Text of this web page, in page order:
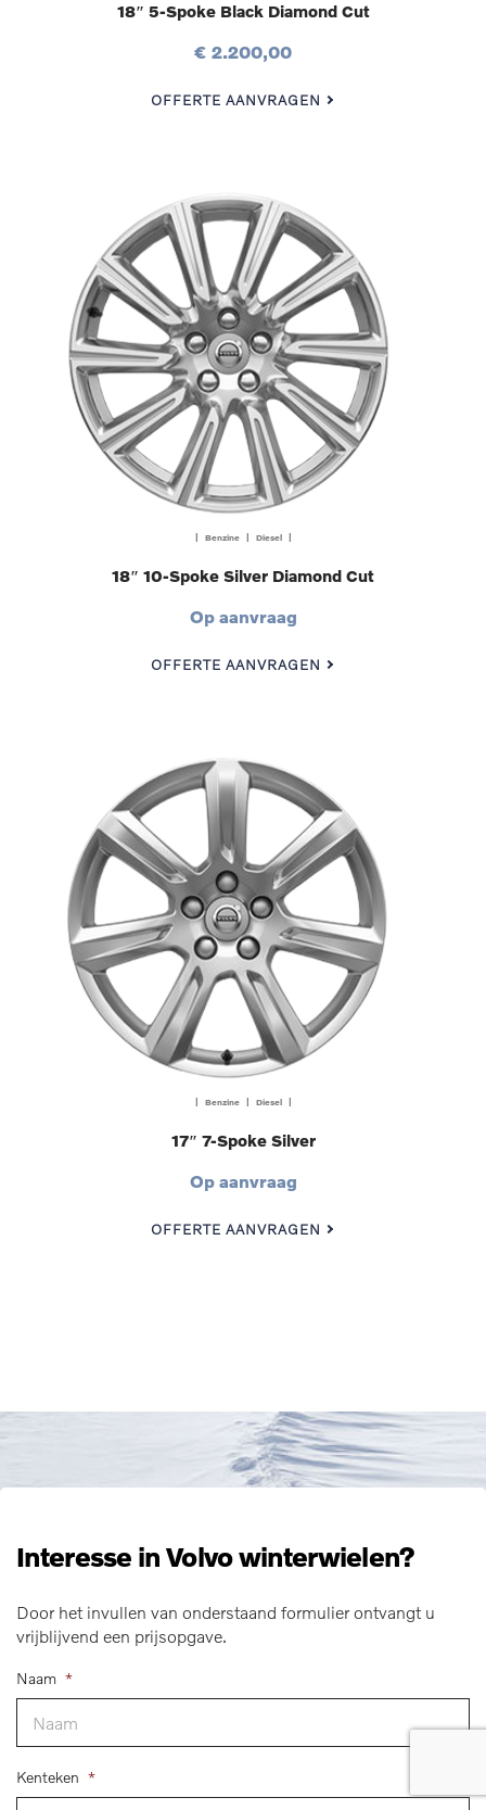
18″ 5-Spoke Black Diamond Cut
€ 2.200,00
OFFERTE AANVRAGEN
| Benzine | Diesel |
18″ 10-Spoke Silver Diamond Cut
Op aanvraag
OFFERTE AANVRAGEN
| Benzine | Diesel |
17″ 7-Spoke Silver
Op aanvraag
OFFERTE AANVRAGEN
Interesse in Volvo winterwielen?
Door het invullen van onderstaand formulier ontvangt u
vrijblijvend een prijsopgave.
Naam *
Kenteken *